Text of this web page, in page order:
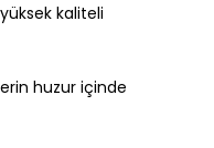
kaliteli
huzur içinde